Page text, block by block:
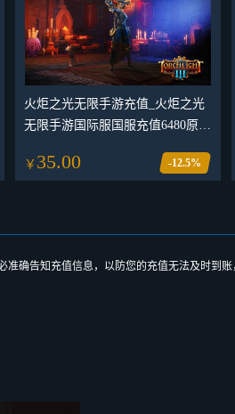
火炬之光无限手游充值_火炬之光
无限手游国际服国服充值6480原晶
限手游充值 原晶 充值至臻手册 所
￥ 35.00 -12.5%
确告知充值信息，以防您的充值无法及时到